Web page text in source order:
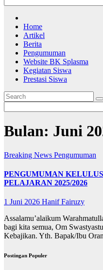
Home
Artikel
Berita
Pengumuman
Website BK Splasma
Kegiatan Siswa
Prestasi Siswa
Bulan: Juni
Breaking News Pengumuman
PENGUMUMAN
PELAJARAN 2025/2026
1 Juni 2026 Hanif Fairuzy
Assalamu’alaikum
bagi kita semua, Om
Kebajikan. Yth. Bapak/Ibu
Postingan Populer